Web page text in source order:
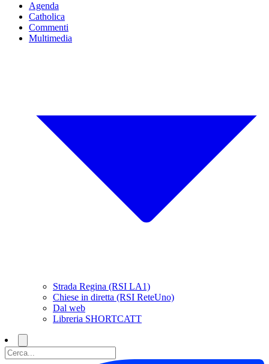
Agenda
Catholica
Commenti
Multimedia
Strada Regina (RSI LA1)
Chiese in diretta (RSI ReteUno)
Dal web
Libreria SHORTCATT